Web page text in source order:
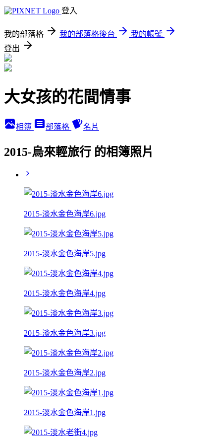
登入
我的部落格 我的部落格後台
我的帳號
登出
大女孩的花間情事
相簿 部落格 名片
2015-烏來輕旅行 的相簿照片
2015-淡水金色海岸6.jpg
2015-淡水金色海岸5.jpg
2015-淡水金色海岸4.jpg
2015-淡水金色海岸3.jpg
2015-淡水金色海岸2.jpg
2015-淡水金色海岸1.jpg